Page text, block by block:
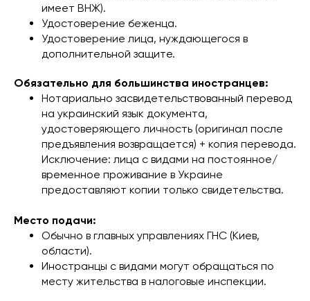
имеет ВНЖ).
Удостоверение беженца.
Удостоверение лица, нуждающегося в
дополнительной защите.
Обязательно для большинства иностранцев:
Нотариально засвидетельствованный перевод
на украинский язык документа,
удостоверяющего личность (оригинал после
предъявления возвращается) + копия перевода.
Исключение: лица с видами на постоянное/
временное проживание в Украине
предоставляют копии только свидетельства.
Место подачи:
Обычно в главных управлениях ГНС (Киев,
области).
Иностранцы с видами могут обращаться по
месту жительства в налоговые инспекции.